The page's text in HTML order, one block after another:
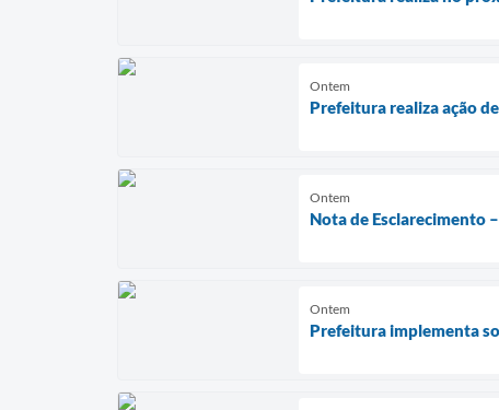
Ontem
Prefeitura realiza ação
Ontem
Nota de Esclarecimento
Ontem
Prefeitura implementa